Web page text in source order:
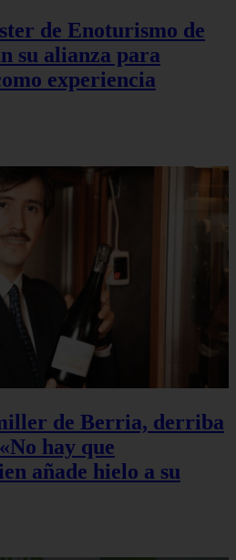
de Enoturismo de
su alianza para
experiencia
de Berria, derriba
hay que
añade hielo a su